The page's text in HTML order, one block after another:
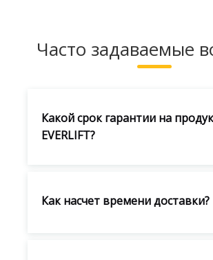
Часто задаваемые
Какой срок гарантии на
EVERLIFT?
Как насчет времени доставки?